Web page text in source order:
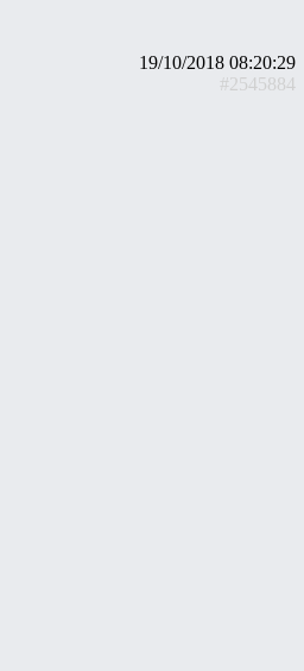
19/10/2018 08:20:29
#2545884